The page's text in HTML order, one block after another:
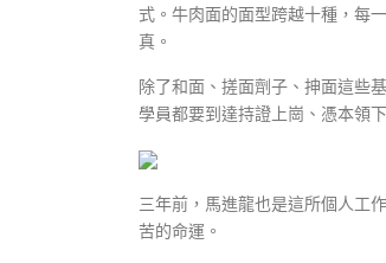
式。牛肉面的面型跨越十種，每
真。
除了和面、搓面劑子、抻面這些
學員都要到達持證上崗、憑本領
三年前，馬進龍也是這所個人工
苦的命運。